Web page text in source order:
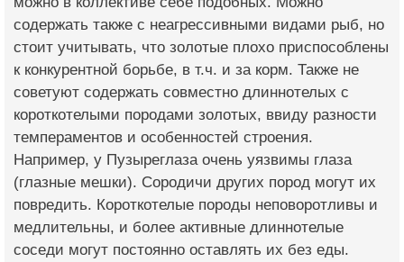
содержать также с неагрессивными видами рыб, но
стоит учитывать, что золотые плохо приспособлены
к конкурентной борьбе, в т.ч. и за корм. Также не
советуют содержать совместно длиннотелых с
короткотелыми породами золотых, ввиду разности
темпераментов и особенностей строения.
Например, у Пузыреглаза очень уязвимы глаза
(глазные мешки). Сородичи других пород могут их
повредить. Короткотелые породы неповоротливы и
медлительны, и более активные длиннотелые
соседи могут постоянно оставлять их без еды.